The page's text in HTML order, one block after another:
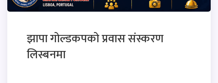
झापा गोल्डकपको प्रवास संस्करण
लिस्बनमा